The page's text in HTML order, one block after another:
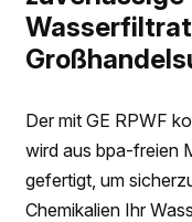
Der mit GE RPWF
wird aus bpa-freien
gefertigt, um
Chemikalien Ihr